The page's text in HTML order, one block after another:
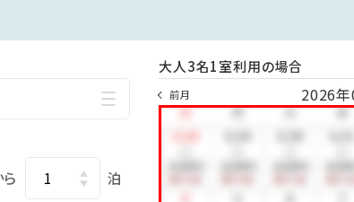
お部屋へのご案内は15時からです。）
ます。
泊
大人3名1室利用の場合
前月 2026